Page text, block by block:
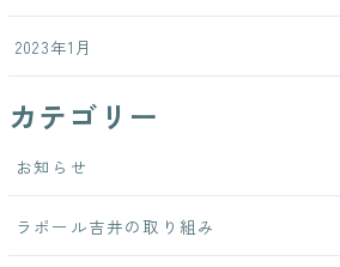
2023年1月
カテゴリー
お知らせ
ラポール吉井の取り組み